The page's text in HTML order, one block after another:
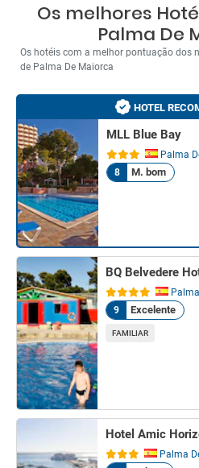
Os melhores
Palma De
Os hotéis com a melhor pontuação dos
de Palma De Maiorca
HOTEL
MLL Blue Bay
Palma
8
M. bom
BQ Belvedere
9
Excelente
FAMILIAR
Hotel Amic
Palma